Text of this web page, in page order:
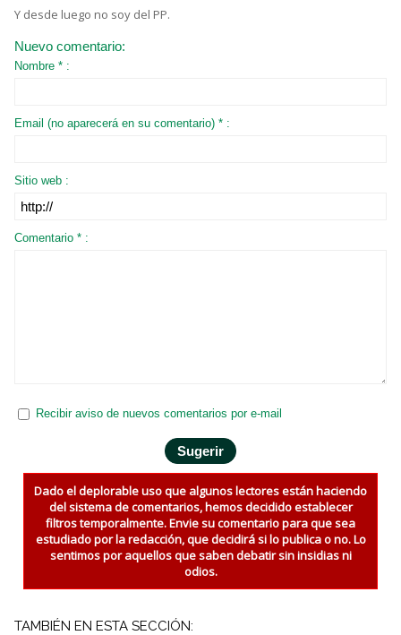
Y desde luego no soy del PP.
Nuevo comentario:
Nombre * :
Email (no aparecerá en su comentario) * :
Sitio web :
Comentario * :
Recibir aviso de nuevos comentarios por e-mail
Dado el deplorable uso que algunos lectores están haciendo
del sistema de comentarios, hemos decidido establecer
filtros temporalmente. Envie su comentario para que sea
estudiado por la redacción, que decidirá si lo publica o no. Lo
sentimos por aquellos que saben debatir sin insidias ni
odios.
TAMBIÉN EN ESTA SECCIÓN: